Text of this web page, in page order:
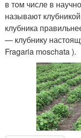
в том числе в
называют
клубника
— клубнику
Fragaria moschata ).